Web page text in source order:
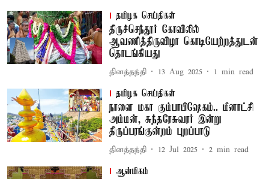
தமிழக செய்திகள்
திருச்செந்தூர் கோவிலில்
ஆவணித்திருவிழா கொடியேற்றத்துடன்
தொடங்கியது
தினத்தந்தி 13 Aug 2025 1 min read
தமிழக செய்திகள்
நாளை மகா கும்பாபிஷேகம்.. மீனாட்சி
அம்மன், சுந்தரேசுவரர் இன்று
திருப்பரங்குன்றம் புறப்பாடு
தினத்தந்தி 12 Jul 2025 2 min read
ஆன்மிகம்